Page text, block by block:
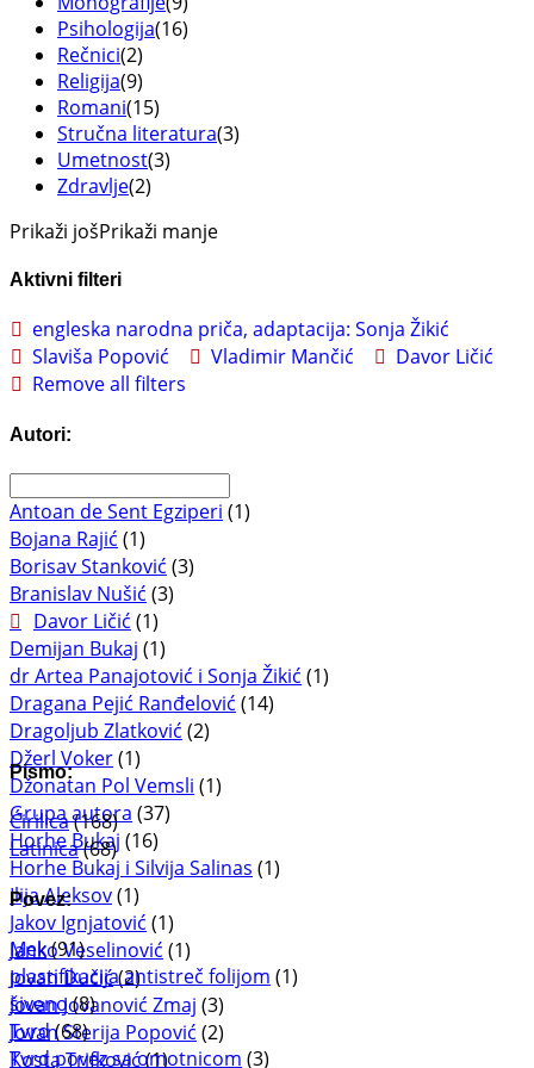
Psihologija(16)
Rečnici(2)
Religija(9)
Romani(15)
Stručna literatura(3)
Umetnost(3)
Zdravlje(2)
Prikaži jošPrikaži manje
Aktivni filteri
engleska narodna priča, adaptacija: Sonja Žikić
Slaviša Popović
Vladimir Mančić
Davor Ličić
Remove all filters
Autori:
Antoan de Sent Egziperi (1)
Bojana Rajić (1)
Borisav Stanković (3)
Branislav Nušić (3)
Davor Ličić (1)
Demijan Bukaj (1)
dr Artea Panajotović i Sonja Žikić (1)
Dragana Pejić Ranđelović (14)
Dragoljub Zlatković (2)
Džerl Voker(1)
Džonatan Pol Vemsli (1)
Grupa autora (37)
Horhe Bukaj (16)
Horhe Bukaj i Silvija Salinas (1)
Ilija Aleksov(1)
Jakov Ignjatović (1)
Janko Veselinović (1)
Jovan Dučić(2)
Jovan Jovanović Zmaj (3)
Jovan Sterija Popović (2)
Kosta Trifković(1)
Pismo:
Ćirilica(168)
Latinica(68)
Povez:
Mek(91)
plastifikacija antistreč folijom (1)
šiveno (8)
Tvrd(68)
Tvrd povez sa omotnicom (3)